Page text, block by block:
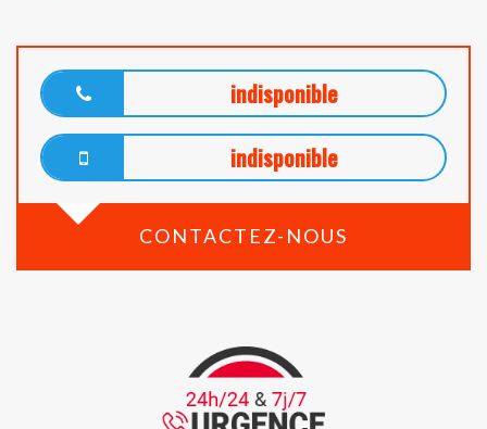
indisponible
indisponible
CONTACTEZ-NOUS